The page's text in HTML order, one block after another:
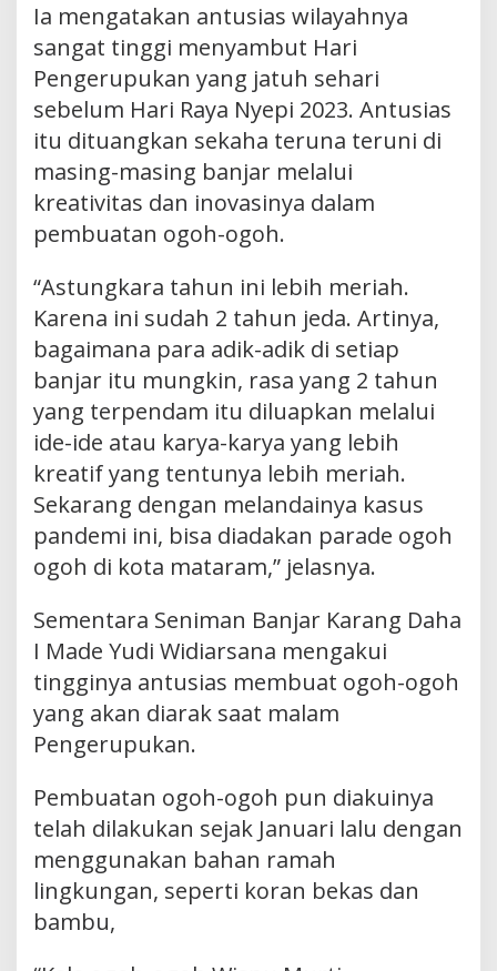
Ia mengatakan antusias wilayahnya
sangat tinggi menyambut Hari
Pengerupukan yang jatuh sehari
sebelum Hari Raya Nyepi 2023. Antusias
itu dituangkan sekaha teruna teruni di
masing-masing banjar melalui
kreativitas dan inovasinya dalam
pembuatan ogoh-ogoh.
“Astungkara tahun ini lebih meriah.
Karena ini sudah 2 tahun jeda. Artinya,
bagaimana para adik-adik di setiap
banjar itu mungkin, rasa yang 2 tahun
yang terpendam itu diluapkan melalui
ide-ide atau karya-karya yang lebih
kreatif yang tentunya lebih meriah.
Sekarang dengan melandainya kasus
pandemi ini, bisa diadakan parade ogoh
ogoh di kota mataram,” jelasnya.
Sementara Seniman Banjar Karang Daha
I Made Yudi Widiarsana mengakui
tingginya antusias membuat ogoh-ogoh
yang akan diarak saat malam
Pengerupukan.
Pembuatan ogoh-ogoh pun diakuinya
telah dilakukan sejak Januari lalu dengan
menggunakan bahan ramah
lingkungan, seperti koran bekas dan
bambu,